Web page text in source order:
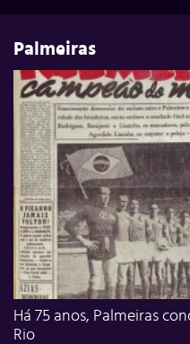
Palmeiras
Há 75 anos, Palmeiras
Rio